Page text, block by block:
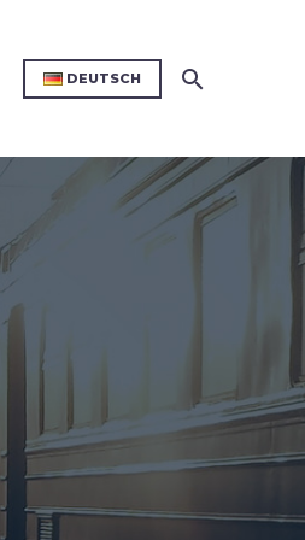
DEUTSCH